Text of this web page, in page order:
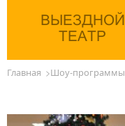
ВЫЕЗДНОЙ
ТЕАТР
Главная Шоу-программы